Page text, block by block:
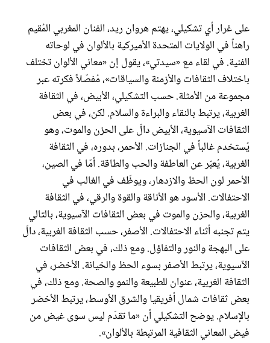
على غرار أي تشكيلي، يهتم هروان ريد، الفنان المغربي المُقيم
راهناً في الولايات المتحدة الأميركية بالألوان في لوحاته
الفنية. في لقاء مع «سيدتي»، يقول إن «معاني الألوان تختلف
باختلاف الثقافات والأزمنة والسياقات»، مُفصّلاً فكرته عبر
مجموعة من الأمثلة. حسب التشكيلي، الأبيض، في الثقافة
الغربية، يرتبط بالنقاء والبراءة والسلام. لكن، في بعض
الثقافات الآسيوية، الأبيض دالّ على الحزن والموت، وهو
يُستخدم غالباً في الجنازات. الأحمر، بدوره، في الثقافة
الغربية، يُعبّر عن العاطفة والحب والطاقة. أمّا في الصين،
الأحمر لون الحظ والازدهار، ويوظّف في الغالب في
الاحتفالات. الأسود هو الأناقة والقوة والرقي، في الثقافة
الغربية، والحزن والموت في بعض الثقافات الآسيوية، بالتالي
يتم تجنبه أثناء الاحتفالات. الأصفر، حسب الثقافة الغربية، دالّ
على البهجة والنور والتفاؤل. ومع ذلك، في بعض الثقافات
الآسيوية، يرتبط الأصفر بسوء الحظ والخيانة. الأخضر، في
الثقافة الغربية، عنوان للطبيعة والنمو والصحة. ومع ذلك، في
بعض ثقافات شمال أفريقيا والشرق الأوسط، يرتبط الأخضر
بالإسلام. يوضح التشكيلي أن «ما تقدّم ليس سوى غيض من
فيض المعاني الثقافية المرتبطة بالألوان».